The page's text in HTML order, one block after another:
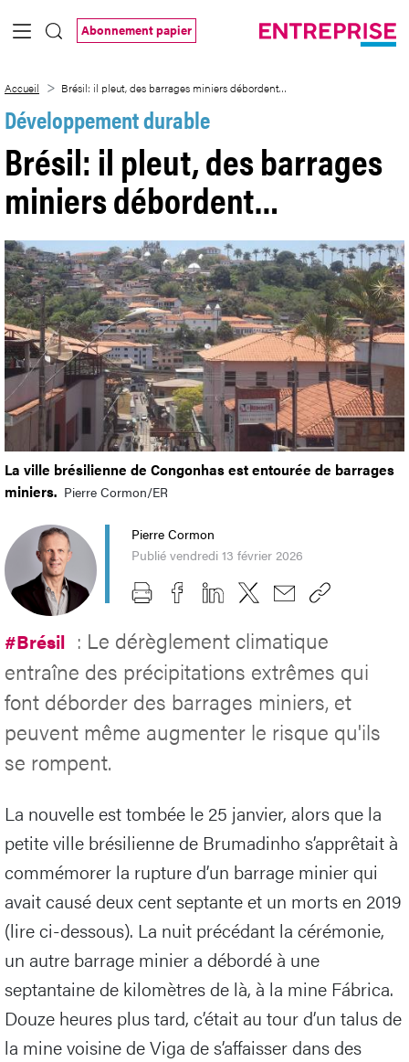
Saut au contenu principal
Abonnement papier
Accueil Brésil: il pleut, des barrages miniers débordent…
Développement durable
Brésil: il pleut, des barrages
miniers débordent…
La ville brésilienne de Congonhas est entourée de barrages
miniers. Pierre Cormon/ER
Pierre Cormon
Publié vendredi 13 février 2026
#Brésil : Le dérèglement climatique
entraîne des précipitations extrêmes qui
font déborder des barrages miniers, et
peuvent même augmenter le risque qu'ils
se rompent.
La nouvelle est tombée le 25 janvier, alors que la
petite ville brésilienne de Brumadinho s’apprêtait à
commémorer la rupture d’un barrage minier qui
avait causé deux cent septante et un morts en 2019
(lire ci-dessous). La nuit précédant la cérémonie,
un autre barrage minier a débordé à une
septantaine de kilomètres de là, à la mine Fábrica.
Douze heures plus tard, c’était au tour d’un talus de
la mine voisine de Viga de s’affaisser dans des